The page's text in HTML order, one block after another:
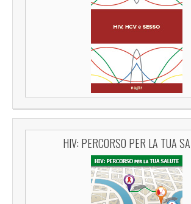
HIV: PERCORSO PER LA TUA